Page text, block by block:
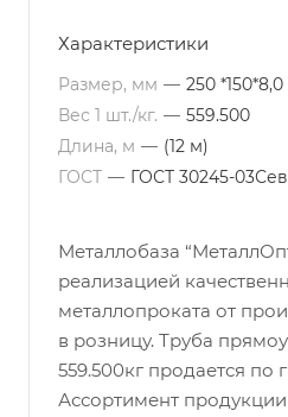
Характеристики
Размер, мм — 250 *150*8,0
Вес 1 шт./кг. — 559.500
Длина, м — (12 м)
ГОСТ — ГОСТ 30245-
Металлобаза
реализацией
металлопроката от
в розницу. Труба
559.500кг продается по
Ассортимент